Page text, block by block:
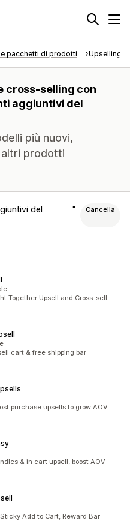
pacchetti di prodotti Upselling
cross-selling con
aggiuntivi del
più nuovi,
prodotti
del
Cancella
Together Upsell and Cross-sell
cart & free shipping bar
purchase upsells to grow AOV
& in cart upsell, boost AOV
Add to Cart, Reward Bar